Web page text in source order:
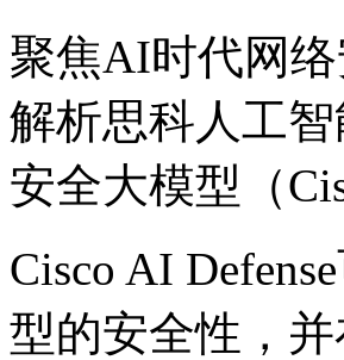
聚焦AI时代网络
解析思科人工智
安全大模型（
Cisco AI
型的安全性，